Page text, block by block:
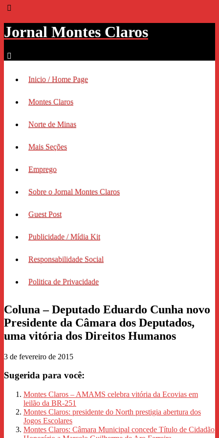
Jornal Montes Claros
Inicio / Home Page
Montes Claros
Norte de Minas
Mais Seções
Emprego
Sobre o Jornal Montes Claros
Guest Post
Publicidade / Mídia Kit
Responsabilidade Social
Politica de Privacidade
Coluna – Deputado Eduardo Cunha novo
Presidente da Câmara dos Deputados,
uma vitória dos Direitos Humanos
3 de fevereiro de 2015
Sugerida para você:
Montes Claros – AMAMS celebra vitória da Ecovias em
leilão da BR-251
Montes Claros: presidente do North prestigia abertura dos
Jogos Escolares
Montes Claros: Câmara Municipal concede Título de Cidadão